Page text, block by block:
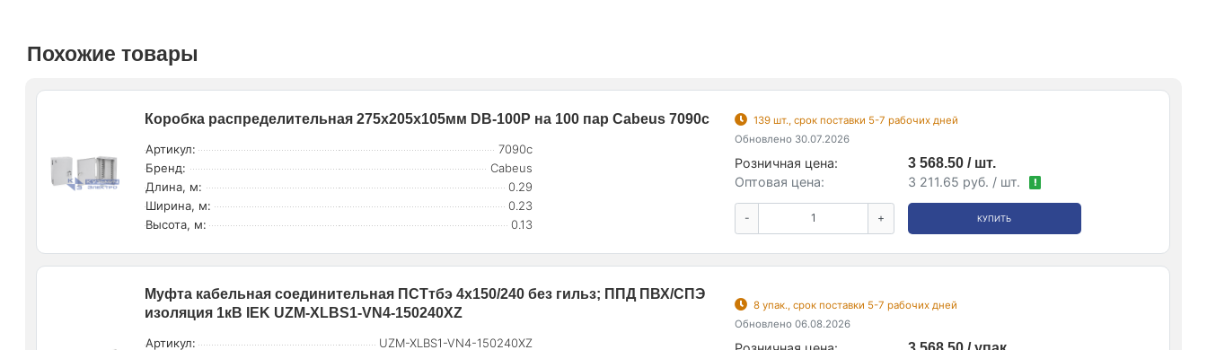
Похожие товары
Коробка распределительная 275х205х105мм DB-100P на 100 пар Cabeus 7090c
Артикул:
7090c
Бренд:
Cabeus
Длина, м:
0.29
Ширина, м:
0.23
Высота, м:
0.13
139 шт., срок поставки 5-7 рабочих дней
Обновлено 30.07.2026
Розничная цена:
3 568.50 / шт.
Оптовая цена:
3 211.65 руб. / шт. !
- + КУПИТЬ
Муфта кабельная соединительная ПСТтбэ 4х150/240 без гильз; ППД ПВХ/СПЭ
изоляция 1кВ IEK UZM-XLBS1-VN4-150240XZ
Артикул:
UZM-XLBS1-VN4-150240XZ
8 упак., срок поставки 5-7 рабочих дней
Обновлено 06.08.2026